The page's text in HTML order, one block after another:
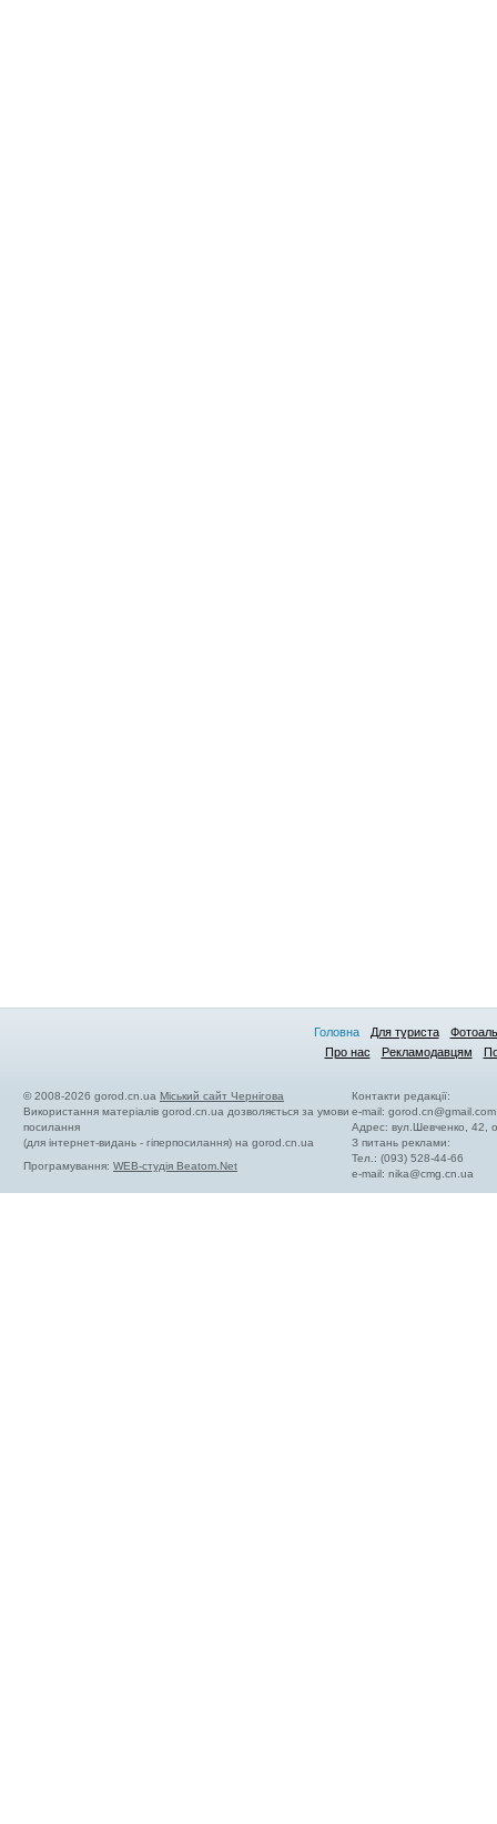
Головна Для туриста
Про нас
Рекламодавцям
© 2008-2026 gorod.cn.ua Міський сайт Чернігова
Використання матеріалів gorod.cn.ua дозволяється за умови
посилання
(для інтернет-видань - гіперпосилання) на gorod.cn.ua
Програмування: WEB-студія Beatom.Net
Контакти редакції:
e-mail:gorod.cn@gmail.com
Адрес: вул.Шевченко, 42,
З питань реклами:
Тел.: (093) 528-44-66
e-mail:nika@cmg.cn.ua